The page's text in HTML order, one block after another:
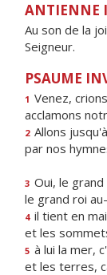
ANTIENNE
Au son de la
Seigneur.
PSAUME
1 Venez,
acclamons
2 Allons
par nos
3 Oui, le grand
le grand roi
4 il tient en
et les
5 à lui la mer,
et les terres,